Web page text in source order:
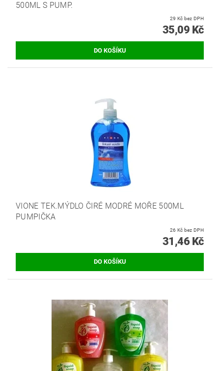
500ML S PUMP.
29 Kč bez DPH
35,09 Kč
VIONE TEK.MÝDLO ČIRÉ MODRÉ MOŘE 500ML
PUMPIČKA
26 Kč bez DPH
31,46 Kč